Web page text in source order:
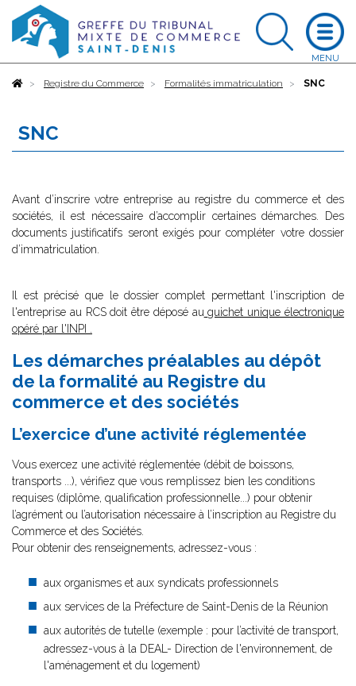
AccueilRegistre du Commerce Formalités immatriculation SNC
SNC
Avant d’inscrire votre entreprise au registre du commerce et des
sociétés, il est nécessaire d’accomplir certaines démarches. Des
documents justificatifs seront exigés pour compléter votre dossier
d’immatriculation.
Il est précisé que le dossier complet permettant l'inscription de
l'entreprise au RCS doit être déposé au guichet unique électronique
opéré par l'INPI
Les démarches préalables au dépôt
de la formalité au Registre du
commerce et des sociétés
L’exercice d’une activité réglementée
Vous exercez une activité réglementée (débit de boissons,
transports ...), vérifiez que vous remplissez bien les conditions
requises (diplôme, qualification professionnelle...) pour obtenir
l’agrément ou l’autorisation nécessaire à l’inscription au Registre du
Commerce et des Sociétés.
Pour obtenir des renseignements, adressez-vous :
aux organismes et aux syndicats professionnels
aux services de la Préfecture de Saint-Denis de la Réunion
aux autorités de tutelle (exemple : pour l’activité de transport,
adressez-vous à la DEAL- Direction de l'environnement, de
l'aménagement et du logement)